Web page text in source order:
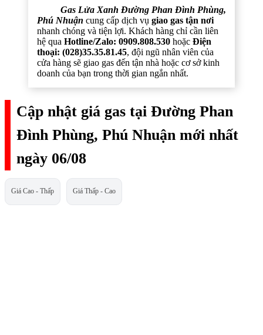
Gas Lửa Xanh Đường Phan Đình Phùng,
Phú Nhuận cung cấp dịch vụ giao gas tận nơi
nhanh chóng và tiện lợi. Khách hàng chỉ cần liên
hệ qua Hotline/Zalo: 0909.808.530 hoặc Điện
thoại: (028)35.35.81.45, đội ngũ nhân viên của
cửa hàng sẽ giao gas đến tận nhà hoặc cơ sở kinh
doanh của bạn trong thời gian ngắn nhất.
Cập nhật giá gas tại Đường Phan
Đình Phùng, Phú Nhuận mới nhất
ngày 06/08
Giá Cao - Thấp Giá Thấp - Cao